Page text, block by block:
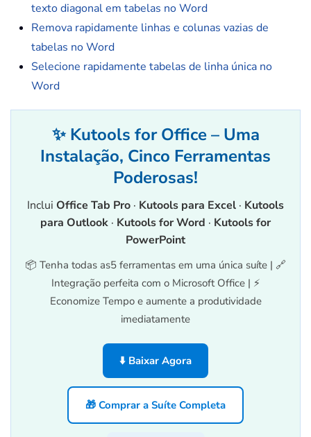
texto diagonal em tabelas no Word
Remova rapidamente linhas e colunas vazias de
tabelas no Word
Selecione rapidamente tabelas de linha única no
Word
✨ Kutools for Office – Uma
Instalação, Cinco Ferramentas
Poderosas!
Inclui Office Tab Pro · Kutools para Excel · Kutools
para Outlook · Kutools for Word · Kutools for
PowerPoint
📦 Tenha todas as5 ferramentas em uma única suíte | 🔗
Integração perfeita com o Microsoft Office | ⚡
Economize Tempo e aumente a produtividade
imediatamente
⬇️ Baixar Agora
🎁 Comprar a Suíte Completa